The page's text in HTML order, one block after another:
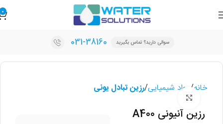
0
سوالی دارید؟ تماس بگیرید 031-38160
خانه مواد شیمیایی رزین تبادل یونی
رزین آنیونی A400